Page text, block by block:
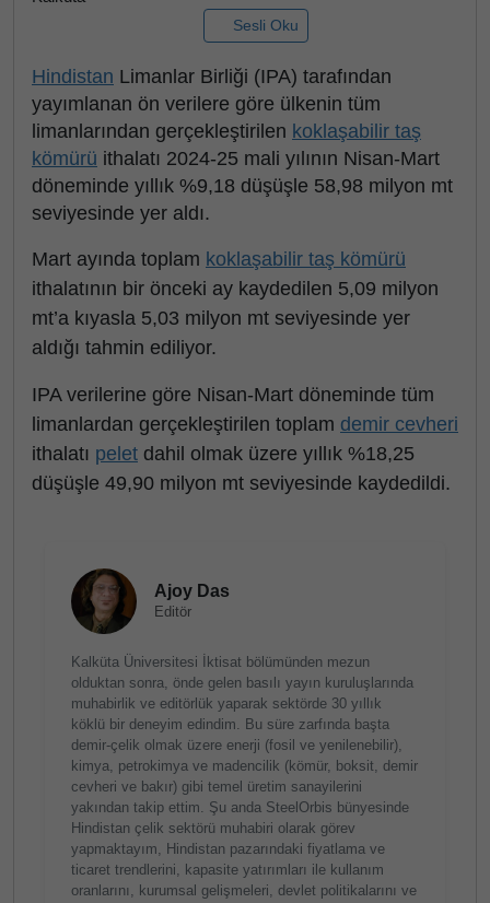
Sesli Oku
Hindistan Limanlar Birliği (IPA) tarafından
yayımlanan ön verilere göre ülkenin tüm
limanlarından gerçekleştirilen koklaşabilir taş
kömürü ithalatı 2024-25 mali yılının Nisan-Mart
döneminde yıllık %9,18 düşüşle 58,98 milyon mt
seviyesinde yer aldı.
Mart ayında toplam koklaşabilir taş kömürü
ithalatının bir önceki ay kaydedilen 5,09 milyon
mt’a kıyasla 5,03 milyon mt seviyesinde yer
aldığı tahmin ediliyor.
IPA verilerine göre Nisan-Mart döneminde tüm
limanlardan gerçekleştirilen toplam demir cevheri
ithalatı pelet dahil olmak üzere yıllık %18,25
düşüşle 49,90 milyon mt seviyesinde kaydedildi.
Ajoy Das
Editör
Kalküta Üniversitesi İktisat bölümünden mezun
olduktan sonra, önde gelen basılı yayın kuruluşlarında
muhabirlik ve editörlük yaparak sektörde 30 yıllık
köklü bir deneyim edindim. Bu süre zarfında başta
demir-çelik olmak üzere enerji (fosil ve yenilenebilir),
kimya, petrokimya ve madencilik (kömür, boksit, demir
cevheri ve bakır) gibi temel üretim sanayilerini
yakından takip ettim. Şu anda SteelOrbis bünyesinde
Hindistan çelik sektörü muhabiri olarak görev
yapmaktayım, Hindistan pazarındaki fiyatlama ve
ticaret trendlerini, kapasite yatırımları ile kullanım
oranlarını, kurumsal gelişmeleri, devlet politikalarını ve